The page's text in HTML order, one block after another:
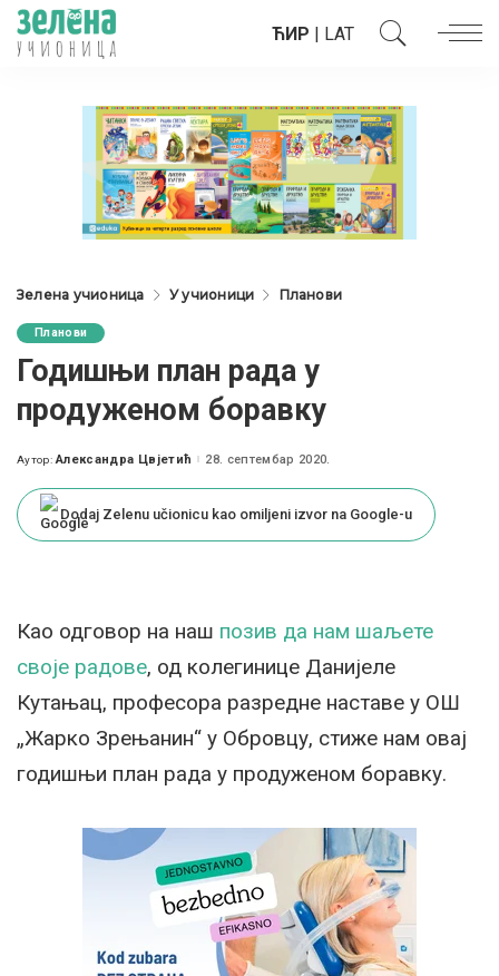
ЋИР | LAT
Зелена учионица У учионици Планови
Планови
Годишњи план рада у
продуженом боравку
Posted
Аутор: Александра Цвјетић 28. септембар 2020.
Dodaj Zelenu učionicu kao omiljeni izvor na Google-u
Као одговор на наш позив да нам шаљете
своје радове, од колегинице Данијеле
Кутањац, професора разредне наставе у ОШ
„Жарко Зрењанин“ у Обровцу, стиже нам овај
годишњи план рада у продуженом боравку.